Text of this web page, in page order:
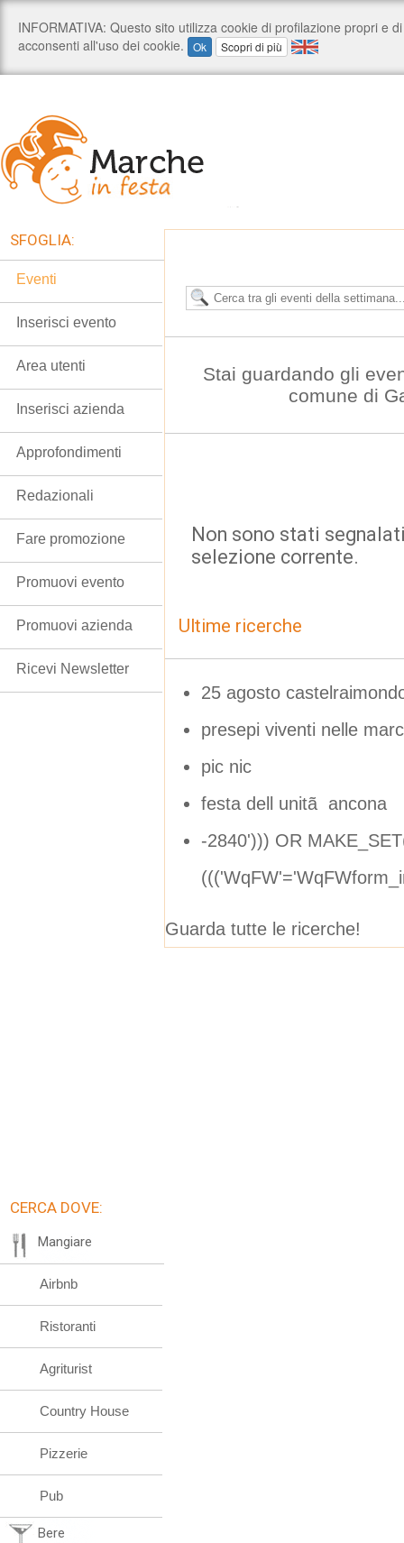
Stai guardando gli
comune di
Non sono stati
selezione corrente.
Ultime ricerche
25 agosto
presepi viventi nelle
pic nic
festa dell unitã ancona
-2840'))) OR
Guarda tutte le ricerche!
SFOGLIA:
Eventi
Inserisci evento
Area utenti
Inserisci azienda
Approfondimenti
Redazionali
Fare promozione
Promuovi evento
Promuovi azienda
Ricevi Newsletter
CERCA DOVE:
Mangiare
Airbnb
Ristoranti
Agriturist
Country House
Pizzerie
Pub
Bere